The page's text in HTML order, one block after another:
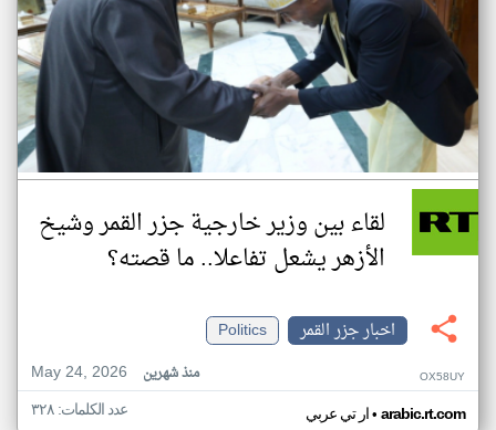
لقاء بين وزير خارجية جزر القمر وشيخ
الأزهر يشعل تفاعلا.. ما قصته؟
اخبار جزر القمر
Politics
May 24, 2026
منذ شهرين OX58UY
ار تي عربي• arabic.rt.com عدد الكلمات: ٣٢٨